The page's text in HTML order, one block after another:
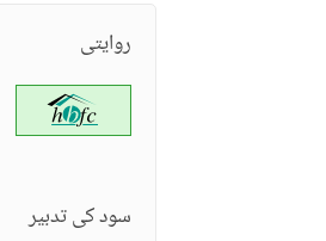
روایتی
سود کی تدبیر